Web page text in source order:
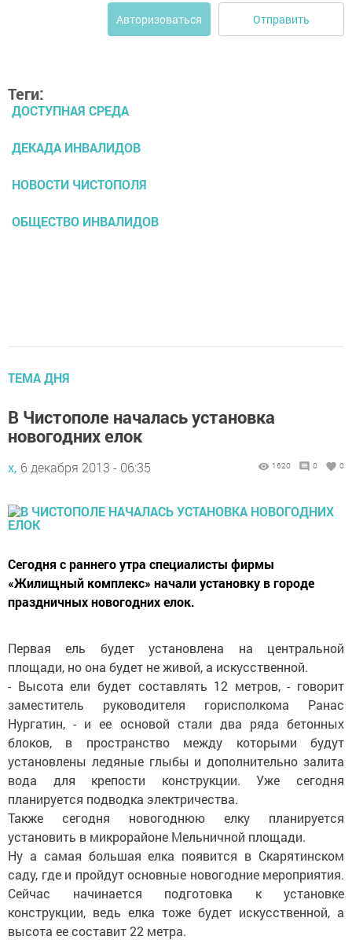
Авторизоваться Отправить
Теги:
ДОСТУПНАЯ СРЕДА
ДЕКАДА ИНВАЛИДОВ
НОВОСТИ ЧИСТОПОЛЯ
ОБЩЕСТВО ИНВАЛИДОВ
ТЕМА ДНЯ
В Чистополе началась установка
новогодних елок
х, 6 декабря 2013 - 06:35 1620 0 0
Сегодня с раннего утра специалисты фирмы
«Жилищный комплекс» начали установку в городе
праздничных новогодних елок.
Первая ель будет установлена на центральной
площади, но она будет не живой, а искусственной.
- Высота ели будет составлять 12 метров, - говорит
заместитель руководителя горисполкома Ранас
Нургатин, - и ее основой стали два ряда бетонных
блоков, в пространство между которыми будут
установлены ледяные глыбы и дополнительно залита
вода для крепости конструкции. Уже сегодня
планируется подводка электричества.
Также сегодня новогоднюю елку планируется
установить в микрорайоне Мельничной площади.
Ну а самая большая елка появится в Скарятинском
саду, где и пройдут основные новогодние мероприятия.
Сейчас начинается подготовка к установке
конструкции, ведь елка тоже будет искусственной, а
высота ее составит 22 метра.